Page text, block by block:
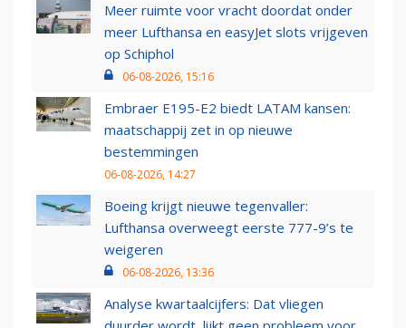
Meer ruimte voor vracht doordat onder
meer Lufthansa en easyJet slots vrijgeven
op Schiphol
06-08-2026, 15:16
Embraer E195-E2 biedt LATAM kansen:
maatschappij zet in op nieuwe
bestemmingen
06-08-2026, 14:27
Boeing krijgt nieuwe tegenvaller:
Lufthansa overweegt eerste 777-9’s te
weigeren
06-08-2026, 13:36
Analyse kwartaalcijfers: Dat vliegen